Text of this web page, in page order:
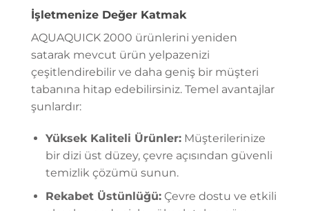
İşletmenize Değer Katmak
AQUAQUICK 2000 ürünlerini yeniden
satarak mevcut ürün yelpazenizi
çeşitlendirebilir ve daha geniş bir müşteri
tabanına hitap edebilirsiniz. Temel avantajlar
şunlardır:
Yüksek Kaliteli Ürünler:Müşterilerinize
bir dizi üst düzey, çevre açısından güvenli
temizlik çözümü sunun.
Rekabet Üstünlüğü:Çevre dostu ve etkili